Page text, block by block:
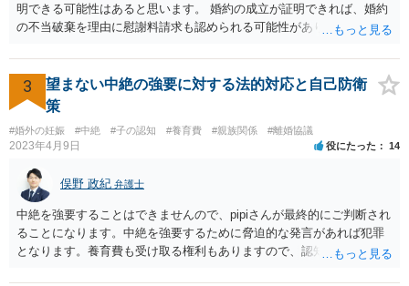
明できる可能性はあると思います。 婚約の成立が証明できれば、婚約
の不当破棄を理由に慰謝料請求も認められる可能性があります。
3
望まない中絶の強要に対する法的対応と自己防衛
策
#婚外の妊娠 #中絶 #子の認知 #養育費 #親族関係 #離婚協議
2023年4月9日 役にたった 14
俣野 政紀 弁護士
中絶を強要することはできませんので、pipiさんが最終的にご判断され
ることになります。中絶を強要するために脅迫的な発言があれば犯罪
となります。養育費も受け取る権利もありますので、認知等につきお